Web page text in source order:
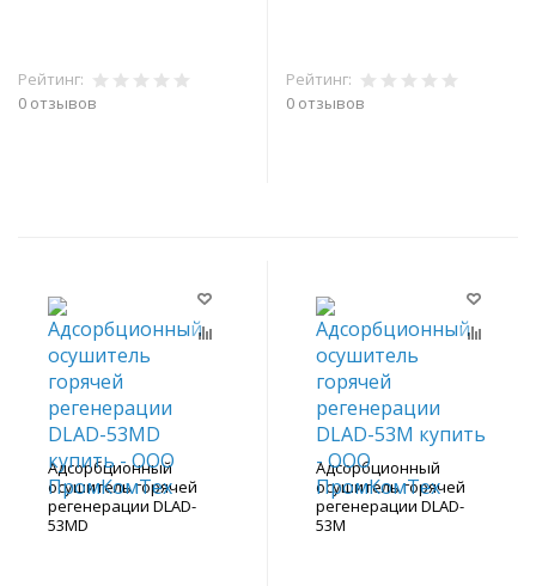
Рейтинг:
0 отзывов
Рейтинг:
0 отзывов
Адсорбционный
осушитель горячей
регенерации DLAD-
53MD
Адсорбционный
осушитель горячей
регенерации DLAD-
53M